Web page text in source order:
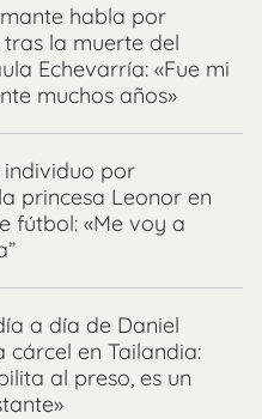
habla por
la muerte del
Echevarría: «Fue mi
muchos años»
individuo por
princesa Leonor en
fútbol: «Me voy a
a día de Daniel
cárcel en Tailandia:
al preso, es un